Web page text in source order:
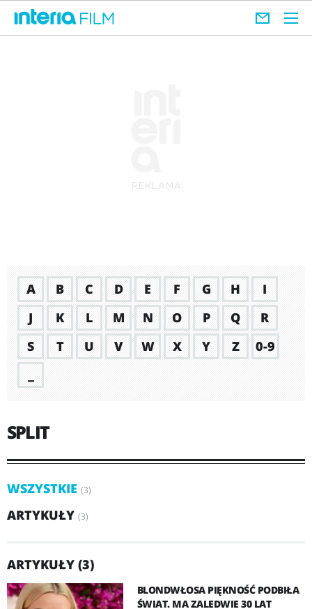
A B C D E F G H
I
J
K L M N O P Q
R
S
T U V W X Y Z
0-9
SPLIT
WSZYSTKIE (3)
ARTYKUŁY (3)
ARTYKUŁY (3)
BLONDWŁOSA PIĘKNOŚĆ PODBIŁA
ŚWIAT. MA ZALEDWIE 30 LAT